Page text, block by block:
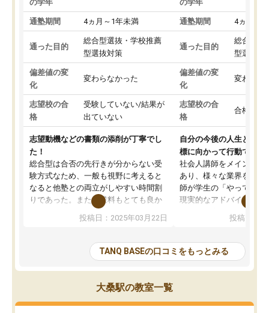
の学年
通塾期間 4ヵ月～1年未満
通った目的
総合型選抜・学校推薦
型選抜対策
偏差値の変
化
変わらなかった
志望校の合
格
受験していない/結果が
出ていない
志望動機などの書類の添削が丁寧でし
た！
総合型は合否の先行きが分からない受
験方式なため、一般も視野に考えると
なると他塾との両立がしやすい時間割
りであった。また授業料もとても良か
総合型の多くの塾は大学生が見ること
大学生の目だけでなく、数人の大人に
も目を通して頂ける。そのため多くの
意見を聞くことができ、より良いもの
を推敲することが可能だ。
どの人も優しく、親身に接してくださ
るのでやる気も出て、良かったで
投稿日：2025年03月22日
の学年
通塾期間 4ヵ月～1
通った目的
総合型選
型選抜対
偏差値の変
化
変わらな
志望校の合
格
合格した
自分の今後の人生と真剣
標に向かって行動できる
社会人講師をメインとし
あり、様々な業界を経験
師が学生の「やってみた
現実的なアドバイスを行
分野について学生知識
総合型選抜対策として志
接・小論文などの技術指
ション内容になっていま
を社会人として働いてい
投稿日：
TANQ BASEの口コミをもっとみる
大桑駅の教室一覧